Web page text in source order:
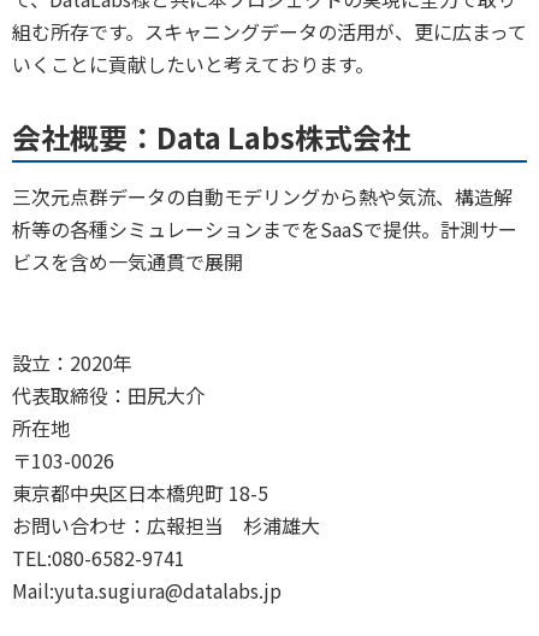
組む所存です。スキャニングデータの活用が、更に広まって
いくことに貢献したいと考えております。
会社概要：Data Labs株式会社
三次元点群データの自動モデリングから熱や気流、構造解
析等の各種シミュレーションまでをSaaSで提供。計測サー
ビスを含め一気通貫で展開
設立：2020年
代表取締役：田尻大介
所在地
〒103-0026
東京都中央区日本橋兜町 18-5
お問い合わせ：広報担当 杉浦雄大
TEL:080-6582-9741
Mail:yuta.sugiura@datalabs.jp